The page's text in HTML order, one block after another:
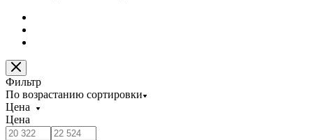
Фильтр
По возрастанию сортировки
Цена
Цена